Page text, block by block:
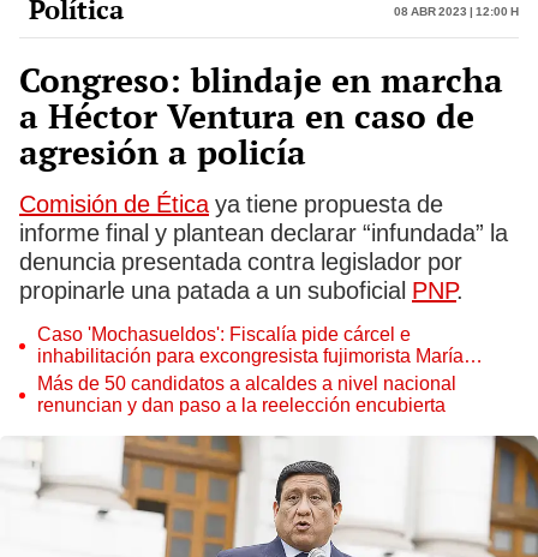
Política 08 Abr 2023 | 12:00 h
Congreso: blindaje en marcha
a Héctor Ventura en caso de
agresión a policía
Comisión de Éticaya tiene propuesta de
informe final y plantean declarar “infundada” la
denuncia presentada contra legislador por
propinarle una patada a un suboficial PNP.
Caso 'Mochasueldos': Fiscalía pide cárcel e
inhabilitación para excongresista fujimorista María
Cordero Jon Tay
Más de 50 candidatos a alcaldes a nivel nacional
renuncian y dan paso a la reelección encubierta